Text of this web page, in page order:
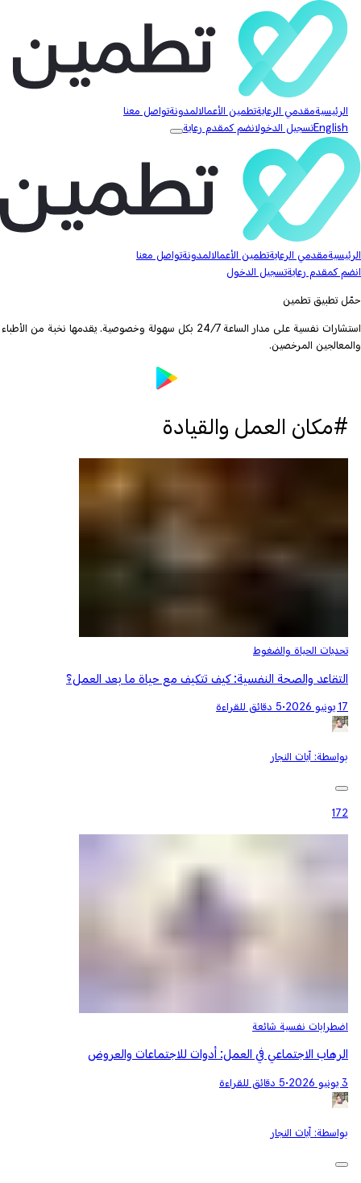
الرئيسيةمقدمي الرعايةتطمين الأعمالالمدونةتواصل معنا
Englishتسجيل الدخولانضم كمقدم رعاية
الرئيسيةمقدمي الرعايةتطمين الأعمالالمدونةتواصل معنا
انضم كمقدم رعايةتسجيل الدخول
حمّل تطبيق تطمين
استشارات نفسية على مدار الساعة 24/7 بكل سهولة وخصوصية. يقدمها نخبة من الأطباء
والمعالجين المرخصين.
#مكان العمل والقيادة
تحديات الحياة والضغوط
التقاعد والصحة النفسية: كيف تتكيف مع حياة ما بعد العمل؟
17 يونيو 2026 •5 دقائق للقراءة
بواسطة: آيات النجار
172
اضطرابات نفسية شائعة
الرهاب الاجتماعي في العمل: أدوات للاجتماعات والعروض
3 يونيو 2026 •5 دقائق للقراءة
بواسطة: آيات النجار